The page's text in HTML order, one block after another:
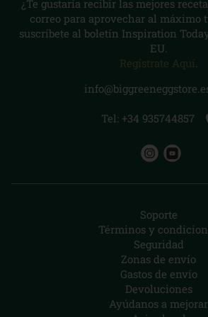
¿Te gustaría recibir las mejores
correo para aprovechar al máximo
suscríbete al boletín Inspiration
EU.
Regístrate Aquí.
Tel: +34 935744857
Soporte
Términos y
Seguridad
Zonas de envío
Gastos de envío
Devoluciones
Ayúdanos a mejorar